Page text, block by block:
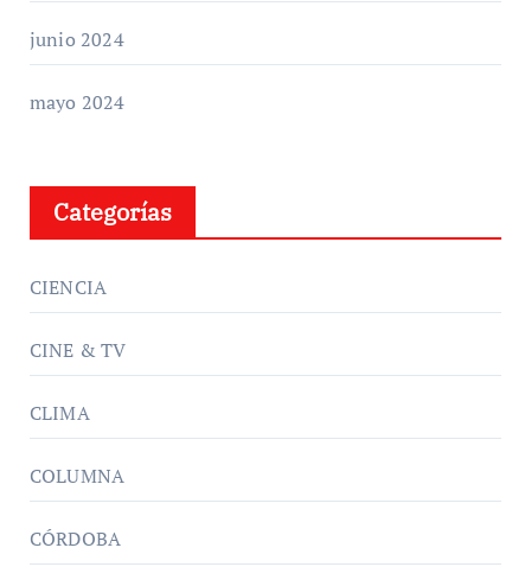
junio 2024
mayo 2024
Categorías
CIENCIA
CINE & TV
CLIMA
COLUMNA
CÓRDOBA